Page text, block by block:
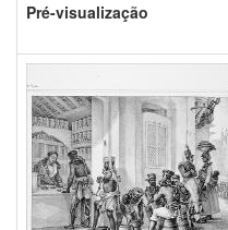
Pré-visualização